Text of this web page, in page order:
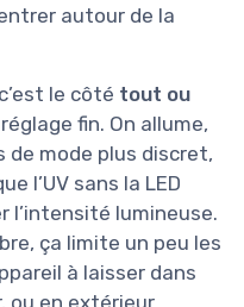
autour de la
le côté tout ou
fin. On allume,
mode plus discret,
l’UV sans la LED
l’intensité lumineuse.
ça limite un peu les
à laisser dans